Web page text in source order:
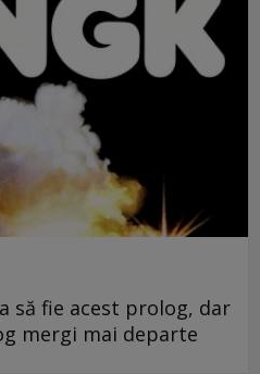
să fie acest prolog, dar
mergi mai departe